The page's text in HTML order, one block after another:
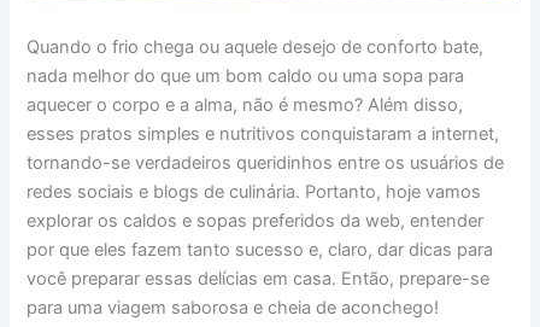
Quando o frio chega ou aquele desejo de conforto bate,
nada melhor do que um bom caldo ou uma sopa para
aquecer o corpo e a alma, não é mesmo? Além disso,
esses pratos simples e nutritivos conquistaram a internet,
tornando-se verdadeiros queridinhos entre os usuários de
redes sociais e blogs de culinária. Portanto, hoje vamos
explorar os caldos e sopas preferidos da web, entender
por que eles fazem tanto sucesso e, claro, dar dicas para
você preparar essas delícias em casa. Então, prepare-se
para uma viagem saborosa e cheia de aconchego!